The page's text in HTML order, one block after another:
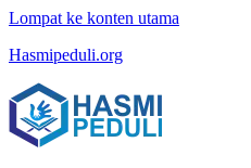
Lompat ke konten utama
Hasmipeduli.org